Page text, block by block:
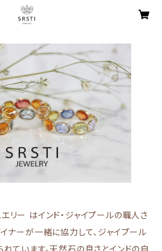
リー はインド・ジャイプールの職人さ
ナーが一緒に協力して、ジャイプール
ています。天然石の良さとインドの自